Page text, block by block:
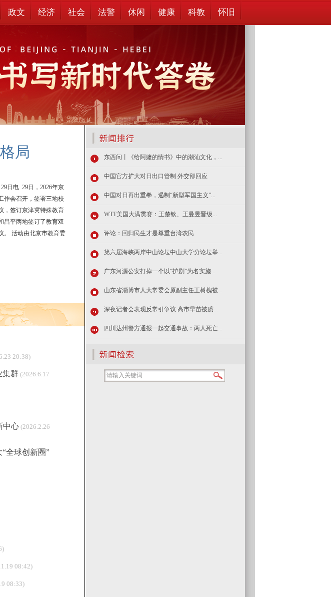
政文 经济 社会 法警 休闲 健康 科教 怀旧
局
日电 29日，2026年京
作会召开，签署三地校
，签订京津冀特殊教育
昌平两地签订了教育双
。 活动由北京市教育委
20:38)
集群 (2026.6.17
中心 (2026.2.26
全球创新圈”
08:42)
08:33)
东西问丨《给阿嬷的情书》中的潮汕文化，...
中国官方扩大对日出口管制 外交部回应
中国对日再出重拳，遏制“新型军国主义”...
WTT美国大满贯赛：王楚钦、王曼昱晋级...
评论：回归民生才是尊重台湾农民
第六届海峡两岸中山论坛中山大学分论坛举...
广东河源公安打掉一个以“护剧”为名实施...
山东省淄博市人大常委会原副主任王树槐被...
深夜记者会表现反常引争议 高市早苗被质...
四川达州警方通报一起交通事故：两人死亡...